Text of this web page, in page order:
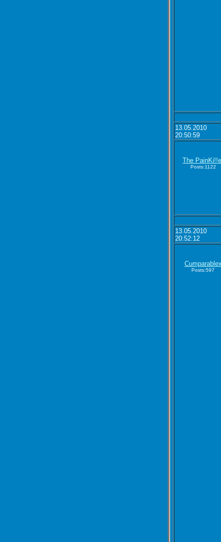
13.05.2010
20:50:59
The
Posts:1122
13.05.2010
20:52:12
Posts:597